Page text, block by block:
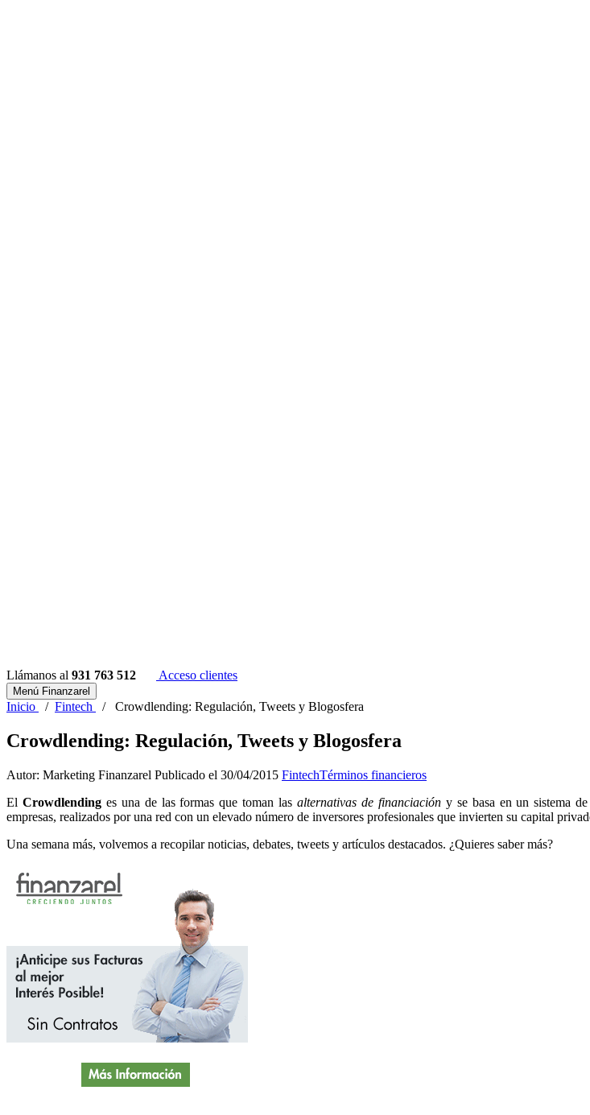
Llámanos al 931 763 512 Acceso clientes
Menú Finanzarel
Inicio / Fintech / Crowdlending: Regulación, Tweets y Blogosfera
Crowdlending: Regulación, Tweets y Blogosfera
Autor: Marketing Finanzarel Publicado el 30/04/2015 FintechTérminos financieros
El Crowdlendinges una de las formas que toman lasalternativas de financiacióny se basa en un sistema
empresas, realizados por una red con un elevado número de inversores profesionales que invierten su capital
Una semana más, volvemos a recopilar noticias, debates, tweets y artículos destacados. ¿Quieres saber más?